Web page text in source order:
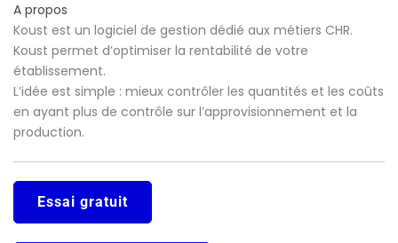
A propos
Koust est un logiciel de gestion dédié aux métiers CHR.
Koust permet d’optimiser la rentabilité de votre
établissement.
L’idée est simple : mieux contrôler les quantités et les coûts
en ayant plus de contrôle sur l’approvisionnement et la
production.
Essai gratuit